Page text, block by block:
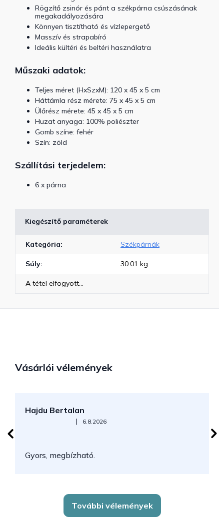
Rögzítő zsinór és pánt a székpárna csúszásának
megakadályozására
Könnyen tisztítható és vízlepergető
Masszív és strapabíró
Ideális kültéri és beltéri használatra
Műszaki adatok:
Teljes méret (HxSzxM): 120 x 45 x 5 cm
Háttámla rész mérete: 75 x 45 x 5 cm
Ülőrész mérete: 45 x 45 x 5 cm
Huzat anyaga: 100% poliészter
Gomb színe: fehér
Szín: zöld
Szállítási terjedelem:
6 x párna
Kiegészítő paraméterek
Kategória: Székpárnák
Súly: 30.01 kg
A tétel elfogyott…
Vásárlói vélemények
Hajdu Bertalan
Az áruház értékelése 5-ből 5 csillag.
| 6.8.2026
Gyors, megbízható.
További vélemények